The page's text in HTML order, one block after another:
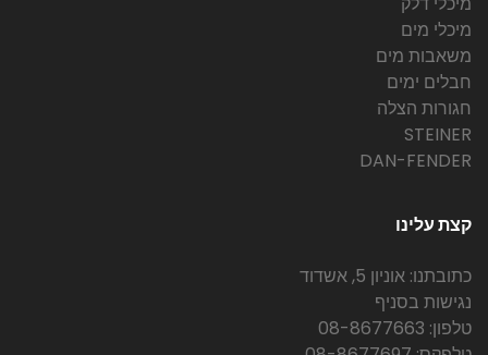
מיכלי מים
משאבות מים
חבלים ימים
חגורות הצלה
STEINER
DAN-FENDER
קצת עלינו
כתובתנו: אוניון 5, אשדוד
נגישות בסניף
טלפון: 08-8677663